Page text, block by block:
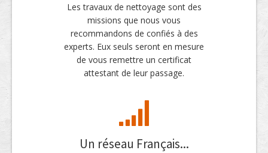
Les travaux de nettoyage sont des
missions que nous vous
recommandons de confiés à des
experts. Eux seuls seront en mesure
de vous remettre un certificat
attestant de leur passage.
Un réseau Français...